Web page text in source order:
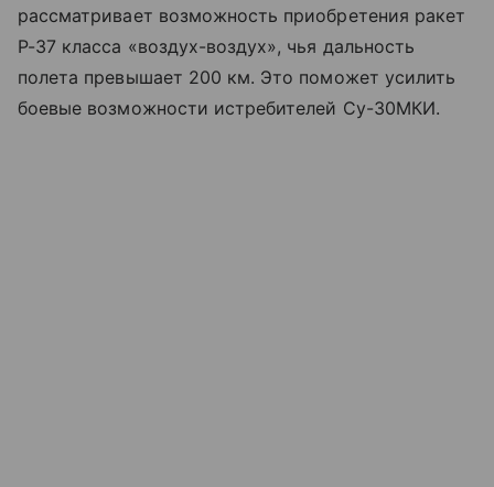
рассматривает возможность приобретения ракет
Р-37 класса «воздух-воздух», чья дальность
полета превышает 200 км. Это поможет усилить
боевые возможности истребителей Су-30МКИ.